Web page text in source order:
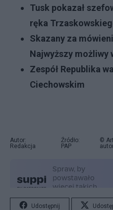
Tusk pokazał
ręka
Skazany za
Najwyższy możliwy
Zespół Republika
Ciechowskim
Autor:
Redakcja
Źródło:
PAP
©
Udostępnij